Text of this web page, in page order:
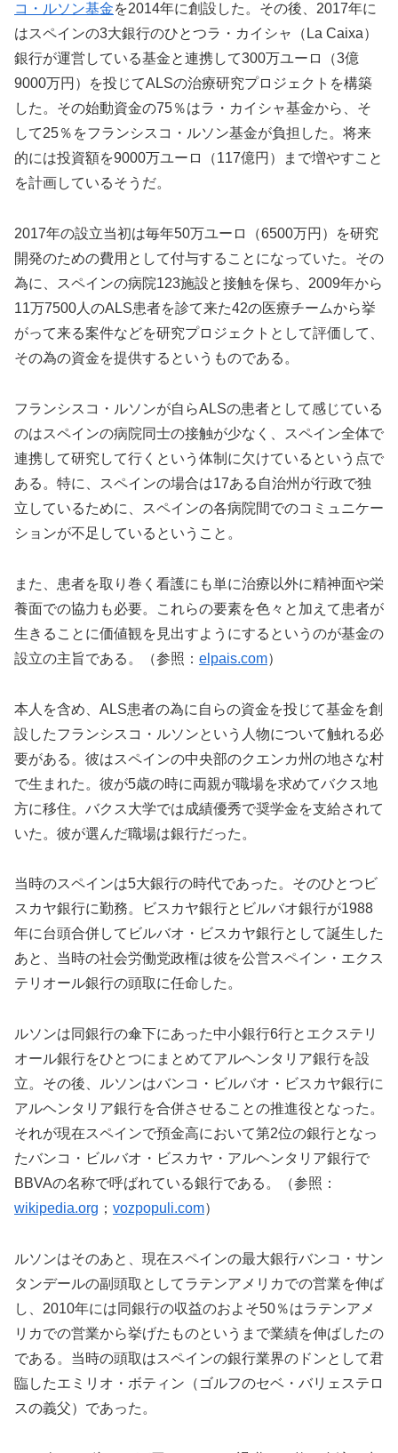
コ・ルソン基金を2014年に創設した。その後、2017年に
はスペインの3大銀行のひとつラ・カイシャ（La Caixa）
銀行が運営している基金と連携して300万ユーロ（3億
9000万円）を投じてALSの治療研究プロジェクトを構築
した。その始動資金の75％はラ・カイシャ基金から、そ
して25％をフランシスコ・ルソン基金が負担した。将来
的には投資額を9000万ユーロ（117億円）まで増やすこと
を計画しているそうだ。
2017年の設立当初は毎年50万ユーロ（6500万円）を研究
開発のための費用として付与することになっていた。その
為に、スペインの病院123施設と接触を保ち、2009年から
11万7500人のALS患者を診て来た42の医療チームから挙
がって来る案件などを研究プロジェクトとして評価して、
その為の資金を提供するというものである。
フランシスコ・ルソンが自らALSの患者として感じている
のはスペインの病院同士の接触が少なく、スペイン全体で
連携して研究して行くという体制に欠けているという点で
ある。特に、スペインの場合は17ある自治州が行政で独
立しているために、スペインの各病院間でのコミュニケー
ションが不足しているということ。
また、患者を取り巻く看護にも単に治療以外に精神面や栄
養面での協力も必要。これらの要素を色々と加えて患者が
生きることに価値観を見出すようにするというのが基金の
設立の主旨である。（参照： elpais.com）
本人を含め、ALS患者の為に自らの資金を投じて基金を創
設したフランシスコ・ルソンという人物について触れる必
要がある。彼はスペインの中央部のクエンカ州の地さな村
で生まれた。彼が5歳の時に両親が職場を求めてバクス地
方に移住。バクス大学では成績優秀で奨学金を支給されて
いた。彼が選んだ職場は銀行だった。
当時のスペインは5大銀行の時代であった。そのひとつビ
スカヤ銀行に勤務。ビスカヤ銀行とビルバオ銀行が1988
年に台頭合併してビルバオ・ビスカヤ銀行として誕生した
あと、当時の社会労働党政権は彼を公営スペイン・エクス
テリオール銀行の頭取に任命した。
ルソンは同銀行の傘下にあった中小銀行6行とエクステリ
オール銀行をひとつにまとめてアルヘンタリア銀行を設
立。その後、ルソンはバンコ・ビルバオ・ビスカヤ銀行に
アルヘンタリア銀行を合併させることの推進役となった。
それが現在スペインで預金高において第2位の銀行となっ
たバンコ・ビルバオ・ビスカヤ・アルヘンタリア銀行で
BBVAの名称で呼ばれている銀行である。（参照：
wikipedia.org ； vozpopuli.com）
ルソンはそのあと、現在スペインの最大銀行バンコ・サン
タンデールの副頭取としてラテンアメリカでの営業を伸ば
し、2010年には同銀行の収益のおよそ50％はラテンアメ
リカでの営業から挙げたものというまで業績を伸ばしたの
である。当時の頭取はスペインの銀行業界のドンとして君
臨したエミリオ・ボティン（ゴルフのセベ・バリェステロ
スの義父）であった。